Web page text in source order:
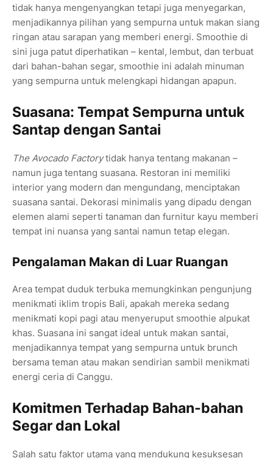
tidak hanya mengenyangkan tetapi juga menyegarkan,
menjadikannya pilihan yang sempurna untuk makan siang
ringan atau sarapan yang memberi energi. Smoothie di
sini juga patut diperhatikan – kental, lembut, dan terbuat
dari bahan-bahan segar, smoothie ini adalah minuman
yang sempurna untuk melengkapi hidangan apapun.
Suasana: Tempat Sempurna untuk
Santap dengan Santai
The Avocado Factorytidak hanya tentang makanan –
namun juga tentang suasana. Restoran ini memiliki
interior yang modern dan mengundang, menciptakan
suasana santai. Dekorasi minimalis yang dipadu dengan
elemen alami seperti tanaman dan furnitur kayu memberi
tempat ini nuansa yang santai namun tetap elegan.
Pengalaman Makan di Luar Ruangan
Area tempat duduk terbuka memungkinkan pengunjung
menikmati iklim tropis Bali, apakah mereka sedang
menikmati kopi pagi atau menyeruput smoothie alpukat
khas. Suasana ini sangat ideal untuk makan santai,
menjadikannya tempat yang sempurna untuk brunch
bersama teman atau makan sendirian sambil menikmati
energi ceria di Canggu.
Komitmen Terhadap Bahan-bahan
Segar dan Lokal
Salah satu faktor utama yang mendukung kesuksesan